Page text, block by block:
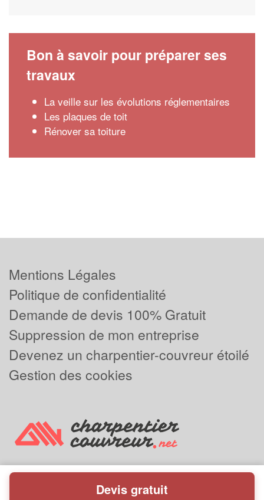
Bon à savoir pour préparer ses
travaux
La veille sur les évolutions réglementaires
Les plaques de toit
Rénover sa toiture
Mentions Légales
Politique de confidentialité
Demande de devis 100% Gratuit
Suppression de mon entreprise
Devenez un charpentier-couvreur étoilé
Gestion des cookies
Powered byPlus que pro
Devis gratuit